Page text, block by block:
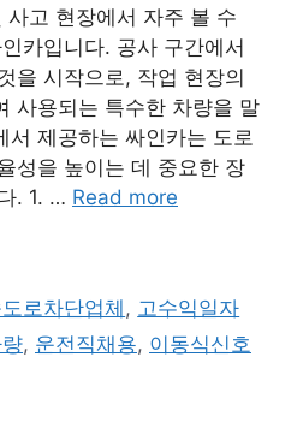
고 현장에서 자주 볼 수
카입니다. 공사 구간에서
을 시작으로, 작업 현장의
사용되는 특수한 차량을 말
서 제공하는 싸인카는 도로
성을 높이는 데 중요한 장
. 1. … Read more
로차단업체 , 고수익일자
, 운전직채용, 이동식신호